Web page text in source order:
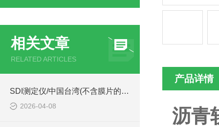
相关文章
RELATED ARTICLES
SDI测定仪/中国台湾(不含膜片的技术参数简介
2026-04-08
产品详情
沥青